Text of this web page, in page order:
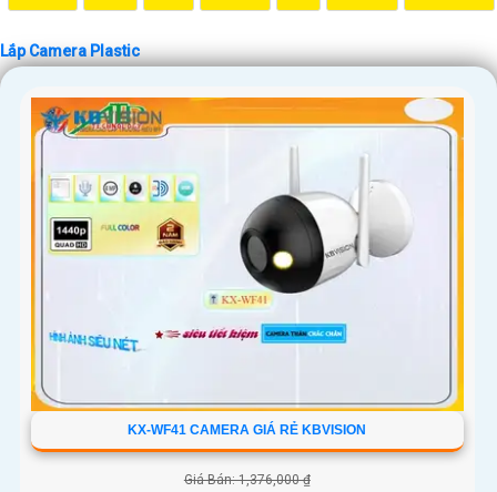
Lắp Camera Plastic
KX-WF41 CAMERA GIÁ RẺ KBVISION
Giá Bán: 1,376,000 ₫